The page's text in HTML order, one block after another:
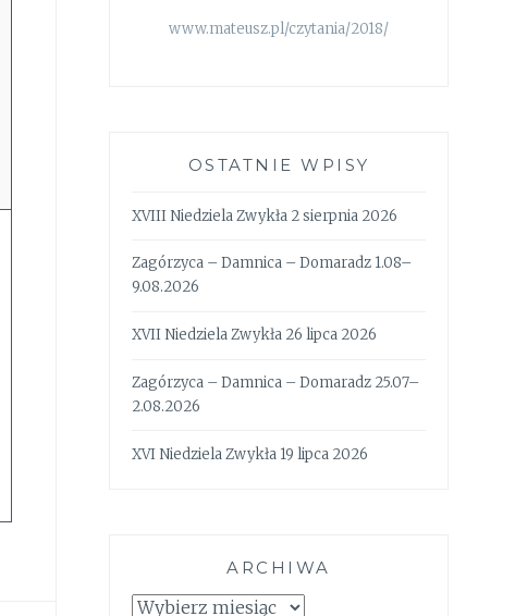
www.mateusz.pl/czytania/2018/
OSTATNIE WPISY
XVIII Niedziela Zwykła 2 sierpnia 2026
Zagórzyca – Damnica – Domaradz 1.08–
9.08.2026
XVII Niedziela Zwykła 26 lipca 2026
Zagórzyca – Damnica – Domaradz 25.07–
2.08.2026
XVI Niedziela Zwykła 19 lipca 2026
ARCHIWA
Archiwa